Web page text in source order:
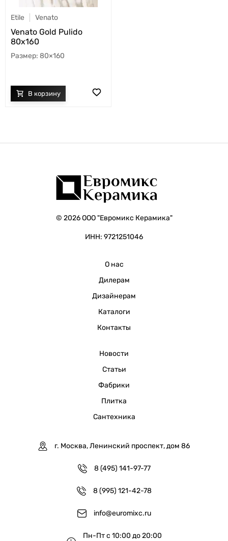
Etile Venato
Venato Gold Pulido
80x160
80×160
© 2026 ООО "Евромикс Керамика"
ИНН: 9721251046
О нас
Дилерам
Дизайнерам
Каталоги
Контакты
Новости
Статьи
Фабрики
Плитка
Сантехника
г. Москва, Ленинский проспект, дом 86
8 (495) 141-97-77
8 (995) 121-42-78
info@euromixc.ru
Пн-Пт с 10:00 до 20:00